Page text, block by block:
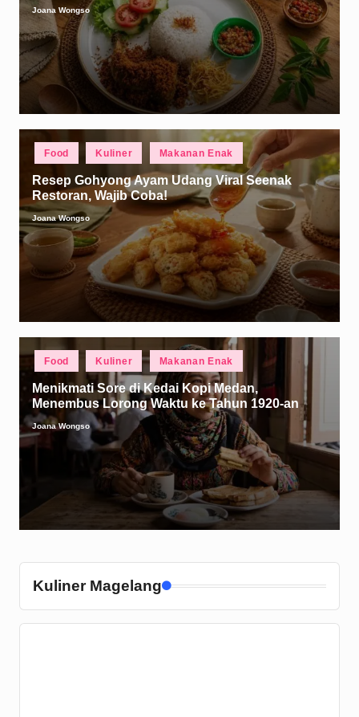
Posted
by
Joana Wongso
Food Kuliner Makanan Enak
Resep Gohyong Ayam Udang Viral Seenak
Restoran, Wajib Coba!
Posted
by
Joana Wongso
Posted
Food Kuliner Makanan Enak
Menikmati Sore di Kedai Kopi Medan,
Menembus Lorong Waktu ke Tahun 1920-an
Posted
Joana Wongso
Kuliner Magelang